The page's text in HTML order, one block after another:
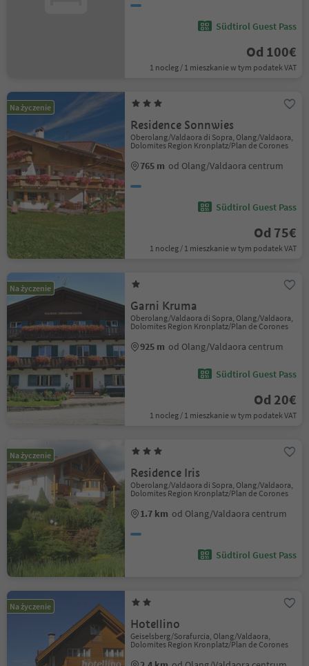
Südtirol Guest Pass
Od 100€
1 nocleg / 1 mieszkanie w tym podatek VAT
Na życzenie
Residence Sonnwies
Oberolang/Valdaora di Sopra, Olang/Valdaora,
Dolomites Region Kronplatz/Plan de Corones
765 m od Olang/Valdaora centrum
Südtirol Guest Pass
Od 75€
1 nocleg / 1 mieszkanie w tym podatek VAT
Na życzenie
Garni Kruma
Oberolang/Valdaora di Sopra, Olang/Valdaora,
Dolomites Region Kronplatz/Plan de Corones
925 m od Olang/Valdaora centrum
Südtirol Guest Pass
Od 20€
1 nocleg / 1 mieszkanie w tym podatek VAT
Na życzenie
Residence Iris
Oberolang/Valdaora di Sopra, Olang/Valdaora,
Dolomites Region Kronplatz/Plan de Corones
1.7 km od Olang/Valdaora centrum
Südtirol Guest Pass
Na życzenie
Hotellino
Geiselsberg/Sorafurcia, Olang/Valdaora,
Dolomites Region Kronplatz/Plan de Corones